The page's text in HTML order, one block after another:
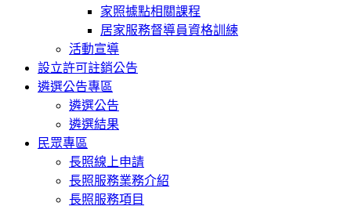
家照據點相關課程
居家服務督導員資格訓練
活動宣導
設立許可註銷公告
遴選公告專區
遴選公告
遴選結果
民眾專區
長照線上申請
長照服務業務介紹
長照服務項目